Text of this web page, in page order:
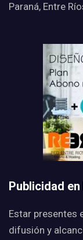
Paraná, Entre
Publicidad
Estar presentes
difusión y